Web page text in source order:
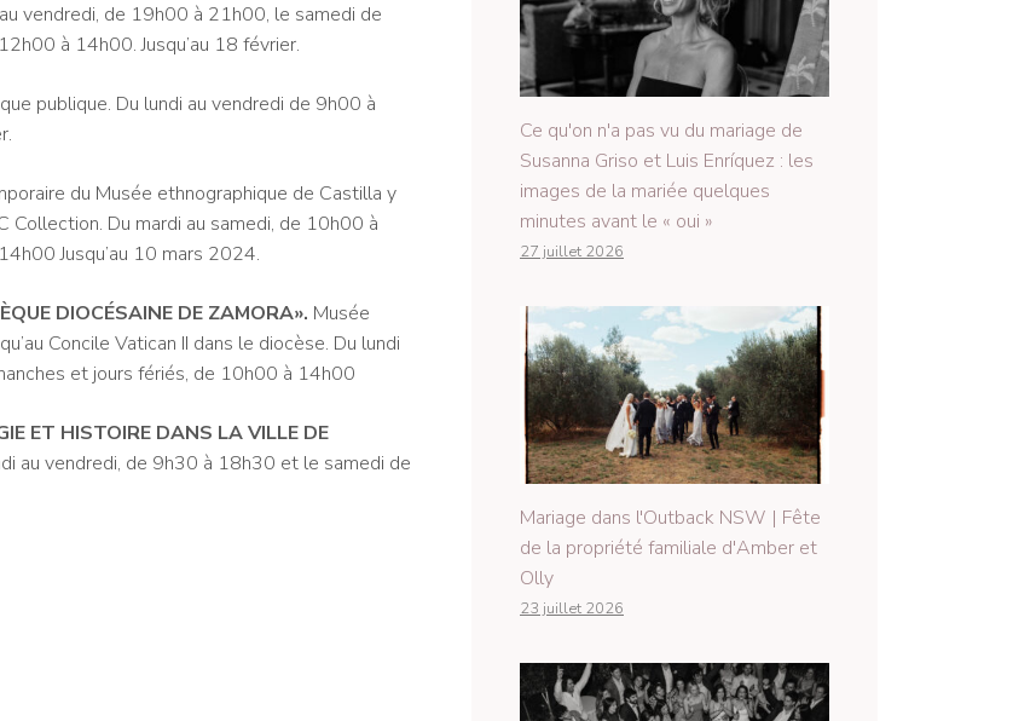
vendredi, de 19h00 à 21h00, le samedi de
à 14h00. Jusqu’au 18 février.
publique. Du lundi au vendredi de 9h00 à
du Musée ethnographique de Castilla y
Collection. Du mardi au samedi, de 10h00 à
Jusqu’au 10 mars 2024.
DIOCÉSAINE DE ZAMORA». Musée
Concile Vatican II dans le diocèse. Du lundi
et jours fériés, de 10h00 à 14h00
ET ​​HISTOIRE DANS LA VILLE DE
au vendredi, de 9h30 à 18h30 et le samedi de
Ce qu'on n'a pas vu du mariage de
Susanna Griso et Luis Enríquez : les
images de la mariée quelques
minutes avant le « oui »
27 juillet 2026
Mariage dans l'Outback NSW | Fête
de la propriété familiale d'Amber et
Olly
23 juillet 2026